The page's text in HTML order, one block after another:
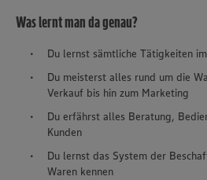
Was lernt man da genau?
Du lernst sämtliche Tätigkeiten
Du meisterst alles rund um die
Verkauf bis hin zum Marketing
Du erfährst alles Beratung,
Kunden
Du lernst das System der
Waren kennen